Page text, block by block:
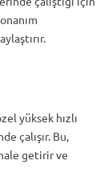
yüksek hızlı
çalışır. Bu,
getirir ve